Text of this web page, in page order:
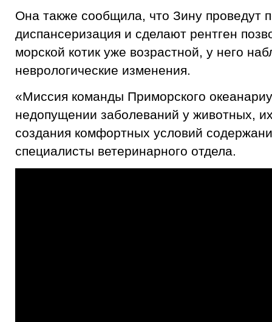
Она также сообщила, что Зину проведут
диспансеризация и сделают рентген
морской котик уже возрастной, у него
неврологические изменения.
«Миссия команды Приморского
недопущении заболеваний у животных,
создания комфортных условий
специалисты ветеринарного отдела.